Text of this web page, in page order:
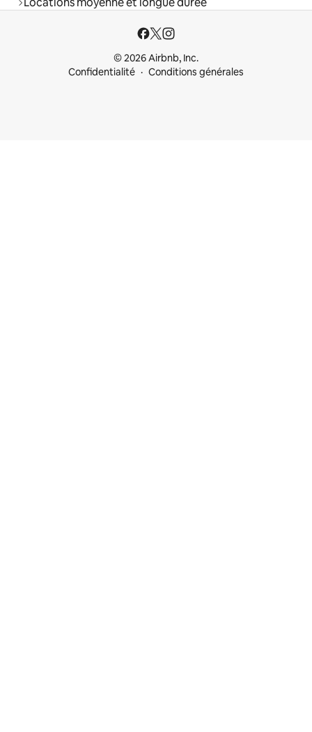
© 2026 Airbnb, Inc.
Confidentialité
Conditions générales